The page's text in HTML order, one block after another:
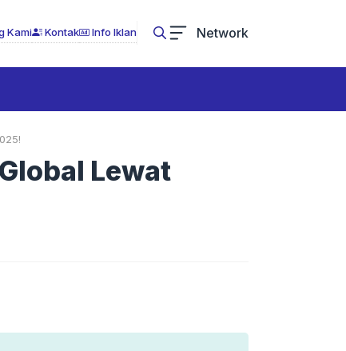
Kami Kontak Info Iklan Network
Lewat